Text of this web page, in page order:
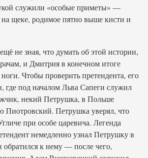
служили «особые приметы» —
на щеке, родимое пятно выше кисти и
не зная, что думать об этой истории,
и Дмитрия в конечном итоге
Чтобы проверить претендента, его
где под началом Льва Сапеги служил
некий Петрушка, в Польше
Петрушка уверял, что
при особе царевича. Легенда
немедленно узнал Петрушку в
обратился к нему — после чего,